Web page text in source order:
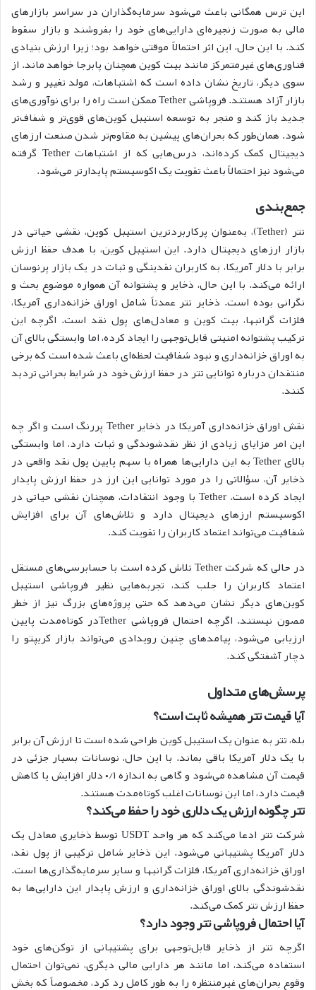
این ترس همگانی باعث می‌شود سرمایه‌گذاران در سراسر بازارهای
مالی به صورت زنجیره‌ای دارایی‌های خود را بفروشند و بازار سقوط
کند. با این حال، این اثر احتمالاً موقتی خواهد بود؛ زیرا ارزش بنیادی
فناوری‌های غیرمتمرکز مانند بیت کوین همچنان پابرجا خواهد ماند. از
سوی دیگر، تاریخ نشان داده است که اشتباهات، مولد تغییر و رشد
بازار آزاد هستند. فروپاشی Tether ممکن است راه را برای نوآوری‌های
جدید باز کند و منجر به توسعه استیبل کوین‌های قوی‌تر و شفاف‌تر
شود. همان‌طور که بحران‌های پیشین به مقاوم‌تر شدن صنعت ارزهای
دیجیتال کمک کرده‌اند، درس‌هایی که از اشتباهات Tether گرفته
می‌شود نیز احتمالاً باعث تقویت یک اکوسیستم پایدارتر می‌شود.
جمع‌بندی
تتر (Tether)، به‌عنوان پرکاربردترین استیبل کوین، نقشی حیاتی در
بازار ارزهای دیجیتال دارد. این استیبل کوین، با هدف حفظ ارزش
برابر با دلار آمریکا، به کاربران نقدینگی و ثبات در یک بازار پرنوسان
ارائه می‌کند. با این حال، ذخایر و پشتوانه آن همواره موضوع بحث و
نگرانی بوده است. ذخایر تتر عمدتاً شامل اوراق خزانه‌داری آمریکا،
فلزات گرانبها، بیت کوین و معادل‌های پول نقد است. اگرچه این
ترکیب پشتوانه امنیتی قابل‌توجهی را ایجاد کرده، اما وابستگی بالای آن
به اوراق خزانه‌داری و نبود شفافیت لحظه‌ای باعث شده است که برخی
منتقدان درباره توانایی تتر در حفظ ارزش خود در شرایط بحرانی تردید
کنند.
نقش اوراق خزانه‌داری آمریکا در ذخایر Tether پررنگ است و اگر چه
این امر مزایای زیادی از نظر نقدشوندگی و ثبات دارد، اما وابستگی
بالای Tether به این دارایی‌ها همراه با سهم پایین پول نقد واقعی در
ذخایر آن، سؤالاتی را در مورد توانایی این ارز در حفظ ارزش پایدار
ایجاد کرده است. Tether با وجود انتقادات، همچنان نقشی حیاتی در
اکوسیستم ارزهای دیجیتال دارد و تلاش‌های آن برای افزایش
شفافیت می‌تواند اعتماد کاربران را تقویت کند.
در حالی که شرکت Tether تلاش کرده است با حسابرسی‌های مستقل
اعتماد کاربران را جلب کند، تجربه‌هایی نظیر فروپاشی استیبل
کوین‌های دیگر نشان می‌دهد که حتی پروژه‌های بزرگ نیز از خطر
مصون نیستند. اگرچه احتمال فروپاشی Tetherدر کوتاه‌مدت پایین
ارزیابی می‌شود، پیامدهای چنین رویدادی می‌تواند بازار کریپتو را
دچار آشفتگی کند.
پرسش‌های متداول
آیا قیمت تتر همیشه ثابت است؟
بله، تتر به عنوان یک استیبل کوین طراحی شده است تا ارزش آن برابر
با یک دلار آمریکا باقی بماند. با این حال، نوسانات بسیار جزئی در
قیمت آن مشاهده می‌شود و گاهی به اندازه ۰/۱ دلار افزایش یا کاهش
قیمت دارد، اما این نوسانات اغلب کوتاه‌مدت هستند. ‌
تتر چگونه ارزش یک دلاری خود را حفظ می‌کند؟
شرکت تتر ادعا می‌کند که هر واحد USDT توسط ذخایری معادل یک
دلار آمریکا پشتیبانی می‌شود. این ذخایر شامل ترکیبی از پول نقد،
اوراق خزانه‌داری آمریکا، فلزات گرانبها و سایر سرمایه‌گذاری‌ها است.
نقدشوندگی بالای اوراق خزانه‌داری و ارزش پایدار این دارایی‌ها به
حفظ ارزش تتر کمک می‌کند. ‌
آیا احتمال فروپاشی تتر وجود دارد؟
اگرچه تتر از ذخایر قابل‌توجهی برای پشتیبانی از توکن‌های خود
استفاده می‌کند، اما مانند هر دارایی مالی دیگری، نمی‌توان احتمال
وقوع بحران‌های غیرمنتظره را به طور کامل رد کرد، مخصوصاً که بخش